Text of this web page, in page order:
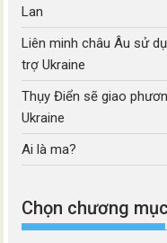
Lan
Liên minh châu Âu sử
trợ Ukraine
Thụy Điển sẽ giao
Ukraine
Ai là ma?
Chọn chương mục